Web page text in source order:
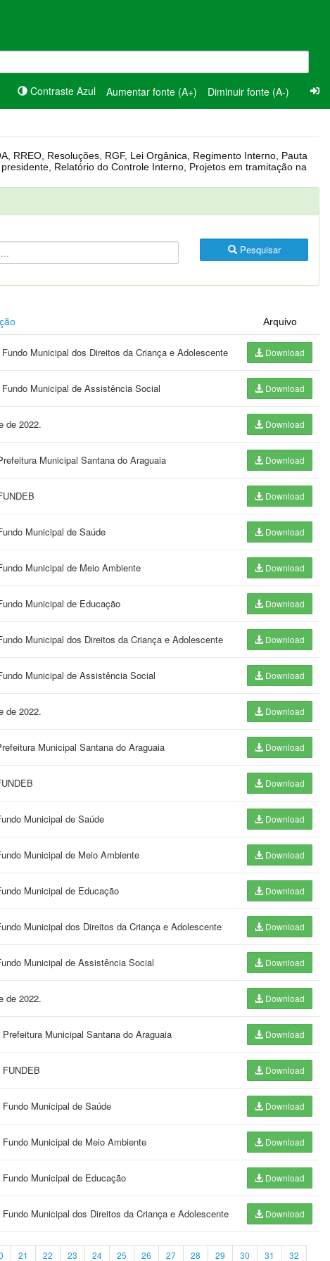
Contraste Azul Aumentar fonte (A+) Diminuir fonte (A-)
Pesquisar
Arquivo
Municipal dos Direitos da Criança e Adolescente Download
Municipal de Assistência Social Download
de 2022. Download
Municipal Santana do Araguaia Download
Download
Municipal de Saúde Download
Municipal de Meio Ambiente Download
Municipal de Educação Download
Municipal dos Direitos da Criança e Adolescente Download
Municipal de Assistência Social Download
de 2022. Download
Municipal Santana do Araguaia Download
Download
Municipal de Saúde Download
Municipal de Meio Ambiente Download
Municipal de Educação Download
Municipal dos Direitos da Criança e Adolescente Download
Municipal de Assistência Social Download
de 2022. Download
Municipal Santana do Araguaia Download
Download
Municipal de Saúde Download
Municipal de Meio Ambiente Download
Municipal de Educação Download
Municipal dos Direitos da Criança e Adolescente Download
21 22 23 24 25 26 27 28 29 30 31 32